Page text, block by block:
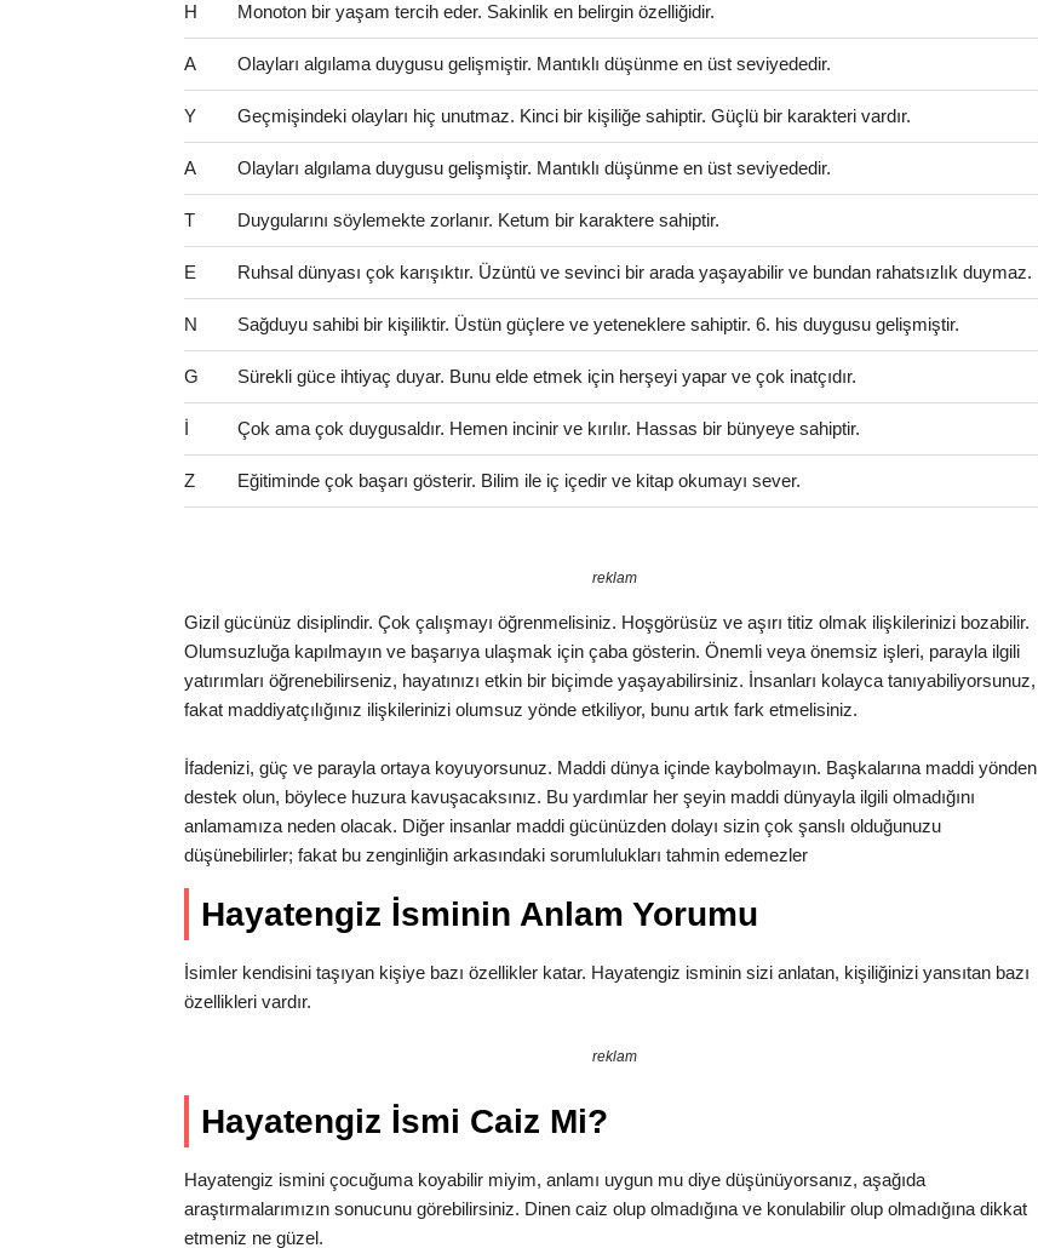
H Monoton bir yaşam tercih eder. Sakinlik en belirgin özelliğidir.
A Olayları algılama duygusu gelişmiştir. Mantıklı düşünme en üst seviyededir.
Y Geçmişindeki olayları hiç unutmaz. Kinci bir kişiliğe sahiptir. Güçlü bir karakteri vardır.
A Olayları algılama duygusu gelişmiştir. Mantıklı düşünme en üst seviyededir.
T Duygularını söylemekte zorlanır. Ketum bir karaktere sahiptir.
E Ruhsal dünyası çok karışıktır. Üzüntü ve sevinci bir arada yaşayabilir ve bundan rahatsızlık duymaz.
N Sağduyu sahibi bir kişiliktir. Üstün güçlere ve yeteneklere sahiptir. 6. his duygusu gelişmiştir.
G Sürekli güce ihtiyaç duyar. Bunu elde etmek için herşeyi yapar ve çok inatçıdır.
İ Çok ama çok duygusaldır. Hemen incinir ve kırılır. Hassas bir bünyeye sahiptir.
Z Eğitiminde çok başarı gösterir. Bilim ile iç içedir ve kitap okumayı sever.
reklam
Gizil gücünüz disiplindir. Çok çalışmayı öğrenmelisiniz. Hoşgörüsüz ve aşırı titiz olmak ilişkilerinizi bozabilir.
Olumsuzluğa kapılmayın ve başarıya ulaşmak için çaba gösterin. Önemli veya önemsiz işleri, parayla ilgili
yatırımları öğrenebilirseniz, hayatınızı etkin bir biçimde yaşayabilirsiniz. İnsanları kolayca tanıyabiliyorsunuz,
fakat maddiyatçılığınız ilişkilerinizi olumsuz yönde etkiliyor, bunu artık fark etmelisiniz.
İfadenizi, güç ve parayla ortaya koyuyorsunuz. Maddi dünya içinde kaybolmayın. Başkalarına maddi yönden
destek olun, böylece huzura kavuşacaksınız. Bu yardımlar her şeyin maddi dünyayla ilgili olmadığını
anlamamıza neden olacak. Diğer insanlar maddi gücünüzden dolayı sizin çok şanslı olduğunuzu
düşünebilirler; fakat bu zenginliğin arkasındaki sorumlulukları tahmin edemezler
Hayatengiz İsminin Anlam Yorumu
İsimler kendisini taşıyan kişiye bazı özellikler katar. Hayatengiz isminin sizi anlatan, kişiliğinizi yansıtan bazı
özellikleri vardır.
reklam
Hayatengiz İsmi Caiz Mi?
Hayatengiz ismini çocuğuma koyabilir miyim, anlamı uygun mu diye düşünüyorsanız, aşağıda
araştırmalarımızın sonucunu görebilirsiniz. Dinen caiz olup olmadığına ve konulabilir olup olmadığına dikkat
etmeniz ne güzel.